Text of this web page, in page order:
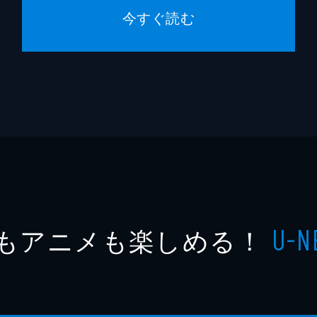
今すぐ読む
アニメも楽しめる！ U-